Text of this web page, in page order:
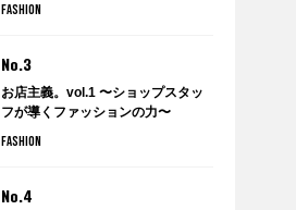
のポップアップショップ
入！
FASHION
No.3
お店主義。vol.1 〜ショップスタッ
フが導くファッションの力〜
FASHION
No.4